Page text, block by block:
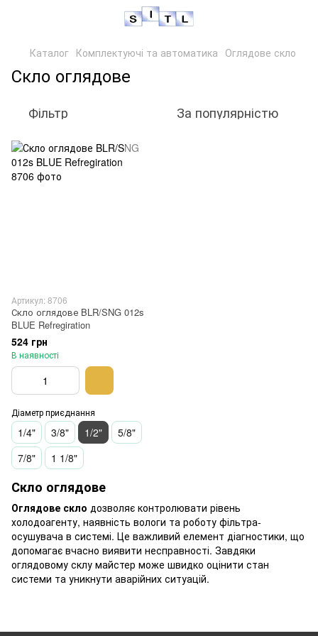
Каталог Комплектуючі та автоматика Оглядове скло
Скло оглядове
Фільтр За популярністю
Артикул: 8706
Скло оглядове BLR/SNG 012s
BLUE Refregiration
524 грн
В наявності
Діаметр приєднання
1/4" 3/8" 1/2"
5/8"
7/8"
1 1/8"
Скло оглядове
Оглядове скло дозволяє контролювати рівень
холодоагенту, наявність вологи та роботу фільтра-
осушувача в системі. Це важливий елемент діагностики, що
допомагає вчасно виявити несправності. Завдяки
оглядовому склу майстер може швидко оцінити стан
системи та уникнути аварійних ситуацій.